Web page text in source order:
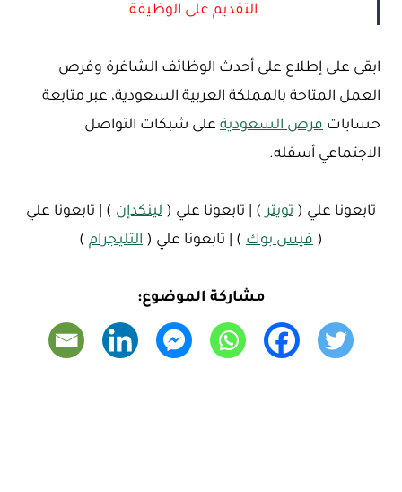
التقديم على الوظيفة.
ابقى على إطلاع على أحدث الوظائف الشاغرة وفرص
العمل المتاحة بالمملكة العربية السعودية، عبر متابعة
حسابات فرص السعودية على شبكات التواصل
الاجتماعي أسفله.
تابعونا علي ( تويتر ) | تابعونا علي ( لينكدإن ) | تابعونا علي
( فيس بوك ) | تابعونا علي ( التليجرام )
مشاركة الموضوع: